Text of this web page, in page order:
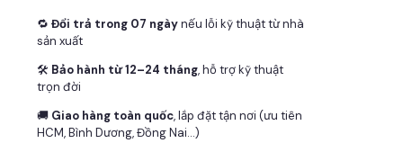
🔁 Đổi trả trong 07 ngàynếu lỗi kỹ thuật từ nhà
sản xuất
🛠 Bảo hành từ 12–24 tháng, hỗ trợ kỹ thuật
trọn đời
🚚 Giao hàng toàn quốc, lắp đặt tận nơi (ưu tiên
HCM, Bình Dương, Đồng Nai…)